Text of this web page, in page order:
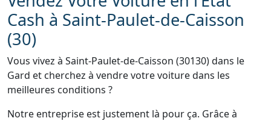
Cash à Saint-Paulet-de-Caisson
(30)
Vous vivez à Saint-Paulet-de-Caisson (30130) dans le
Gard et cherchez à vendre votre voiture dans les
meilleures conditions ?
Notre entreprise est justement là pour ça. Grâce à